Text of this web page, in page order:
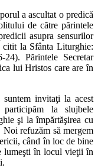
a ascultat o predică
de către părintele
asupra sensurilor
citit la Sfânta Liturghie:
Părintele Secretar
lui Hristos care are în
invitaţi la acest
la slujbele
şi la împărtăşirea cu
refuzăm să mergem
când în loc de bine
lumeşti în locul vieţii în